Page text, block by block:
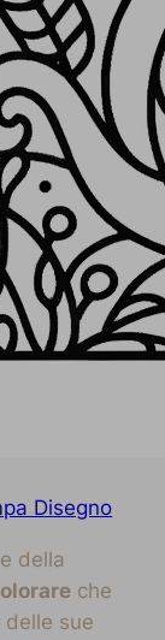
Disegno
della
che
delle sue